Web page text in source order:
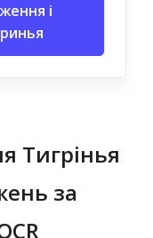
і
Тигрінья
за